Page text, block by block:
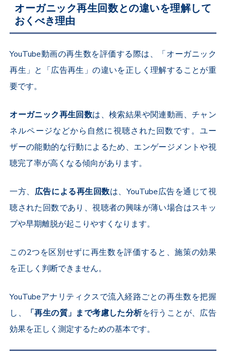
オーガニック再生回数との違いを理解して
おくべき理由
YouTube動画の再生数を評価する際は、「オーガニック
再生」と「広告再生」の違いを正しく理解することが重
要です。
オーガニック再生回数は、検索結果や関連動画、チャン
ネルページなどから自然に視聴された回数です。ユー
ザーの能動的な行動によるため、エンゲージメントや視
聴完了率が高くなる傾向があります。
一方、 広告による再生回数は、YouTube広告を通じて視
聴された回数であり、視聴者の興味が薄い場合はスキッ
プや早期離脱が起こりやすくなります。
この2つを区別せずに再生数を評価すると、施策の効果
を正しく判断できません。
YouTubeアナリティクスで流入経路ごとの再生数を把握
し、
「再生の質」まで考慮した分析を行うことが、広告
効果を正しく測定するための基本です。